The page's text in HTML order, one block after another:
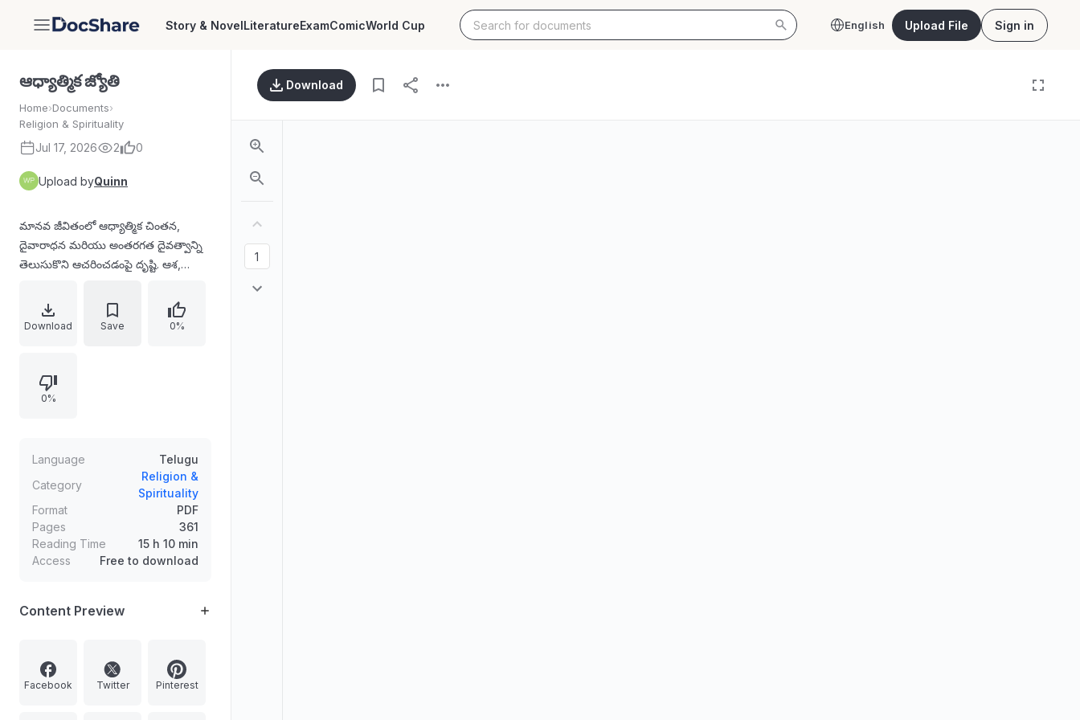
DocShare Story & NovelLiteratureExamComicWorld Cup English Upload File Sign in
ఆధ్యాత్మిక జ్యోతి
Home›Documents›
Religion & Spirituality
Jul 17, 2026 2 0
Upload byQuinn
మానవ జీవితంలో ఆధ్యాత్మిక చింతన,
దైవారాధన మరియు అంతరగత దైవత్వాన్ని
తెలుసుకొని ఆచరించడంపై దృష్టి. ఆశ,
సహనం, శాంతి, ఏకాగ్రత ద్వారా
భవబంధనులను జయించి సార్ధకత పొందడం
మార్గదర్శకత్వం ఇవ్వడం ప్రధాన లక్ష్యం.
Download Save 0%
0%
Language
Telugu
Category
Religion &
Spirituality
Format
PDF
Pages
361
Reading Time
15 h 10 min
Access
Free to download
Content Preview
Facebook Twitter Pinterest
Download